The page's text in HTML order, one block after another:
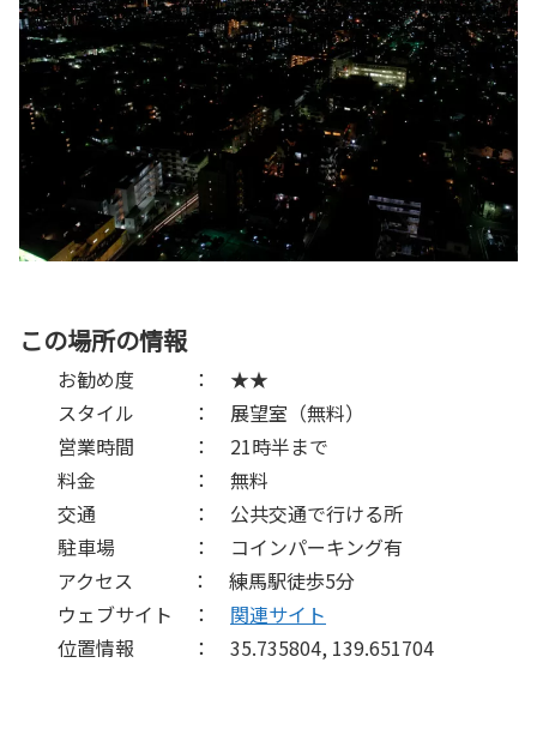
この場所の情報
お勧め度 ： ★★
スタイル ： 展望室（無料）
営業時間 ： 21時半まで
料金 ： 無料
交通 ： 公共交通で行ける所
駐車場 ： コインパーキング有
アクセス ： 練馬駅徒歩5分
ウェブサイト ： 関連サイト
位置情報 ： 35.735804, 139.651704